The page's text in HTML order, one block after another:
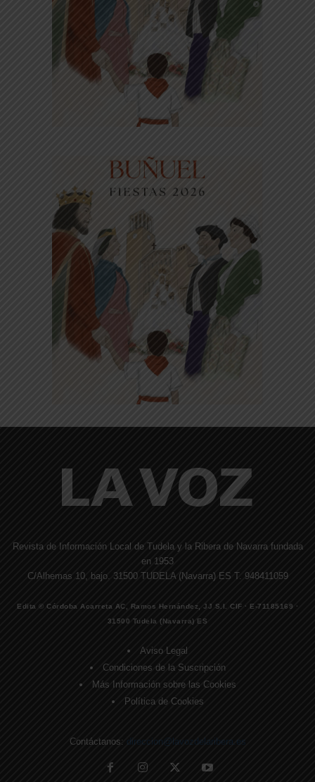
Revista de Información Local de Tudela y la Ribera de Navarra fundada
en 1953
C/Alhemas 10, bajo. 31500 TUDELA (Navarra) ES T. 948411059
Edita © Córdoba Acarreta AC, Ramos Hernández, JJ S.I. CIF · E-71185169 ·
31500 Tudela (Navarra) ES
Aviso Legal
Condiciones de la Suscripción
Más Información sobre las Cookies
Política de Cookies
Contáctanos: direccion@lavozdelaribera.es